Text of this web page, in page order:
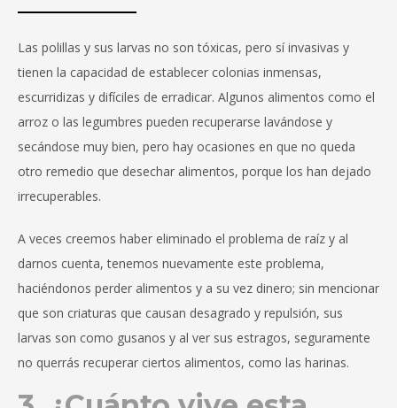
Las polillas y sus larvas no son tóxicas, pero sí invasivas y
tienen la capacidad de establecer colonias inmensas,
escurridizas y difíciles de erradicar. Algunos alimentos como el
arroz o las legumbres pueden recuperarse lavándose y
secándose muy bien, pero hay ocasiones en que no queda
otro remedio que desechar alimentos, porque los han dejado
irrecuperables.
A veces creemos haber eliminado el problema de raíz y al
darnos cuenta, tenemos nuevamente este problema,
haciéndonos perder alimentos y a su vez dinero; sin mencionar
que son criaturas que causan desagrado y repulsión, sus
larvas son como gusanos y al ver sus estragos, seguramente
no querrás recuperar ciertos alimentos, como las harinas.